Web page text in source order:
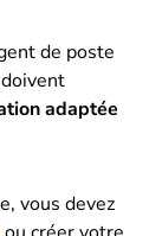
de poste
adaptée
vous devez